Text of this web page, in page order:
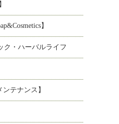
】
ク・ハーバルライフ
ンテナンス】